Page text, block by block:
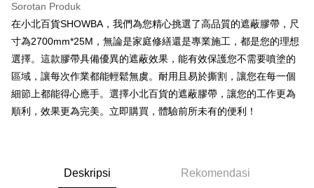
AFTEE
Deskripsi
Pertama, Mengenai Perkhidmatan AFTEE Beli Sekarang Bayar Kemudian
pengesahan AFTEE akan muncul.
2. Anda boleh meneruskan pembayaran selepas pengesahan SMS.
3. Tiada bayaran diperlukan apabila pesanan disahkan. Produk akan
dihantar ke alamat yang ditetapkan.
5. Tiada bayaran diperlukan apabila anda menerima produk. Sila buat
pembayaran di empat kedai serbaneka utama, ATM atau perbankan
Pemindahan ATM
Pilihan Penghantaran
全家取貨付款
Sorotan Produk
在小北百貨SHOWBA，我們為您精心挑選了高品質的遮蔽膠帶，尺
寸為2700mm*25M，無論是家庭修繕還是專業施工，都是您的理想
選擇。這款膠帶具備優異的遮蔽效果，能有效保護您不需要噴塗的
區域，讓每次作業都能輕鬆無虞。耐用且易於撕割，讓您在每一個
細節上都能得心應手。選擇小北百貨的遮蔽膠帶，讓您的工作更為
順利，效果更為完美。立即購買，體驗前所未有的便利！
Deskripsi Rekomendasi